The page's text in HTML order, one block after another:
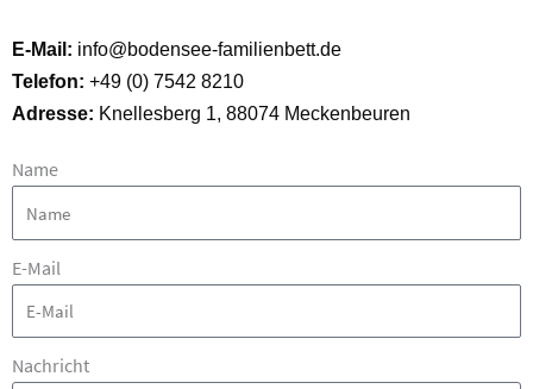
E-Mail: info@bodensee-familienbett.de
Telefon: +49 (0) 7542 8210
Adresse: Knellesberg 1, 88074 Meckenbeuren
Name
E-Mail
Nachricht